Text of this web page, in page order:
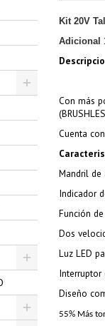
Kit 20V
Adicional
Con más
Cuenta
Mandril de
Indicador
Función
Dos
Luz LED
Diseño
55% Más